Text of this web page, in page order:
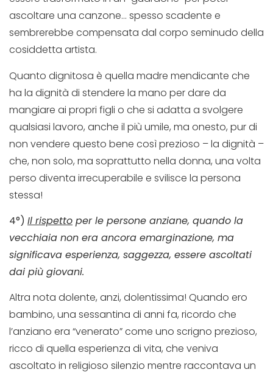
ascoltare una canzone… spesso scadente e
sembrerebbe compensata dal corpo seminudo della
cosiddetta artista.
Quanto dignitosa è quella madre mendicante che
ha la dignità di stendere la mano per dare da
mangiare ai propri figli o che si adatta a svolgere
qualsiasi lavoro, anche il più umile, ma onesto, pur di
non vendere questo bene così prezioso – la dignità –
che, non solo, ma soprattutto nella donna, una volta
perso diventa irrecuperabile e svilisce la persona
stessa!
4°) Il rispetto per le persone anziane, quando la
vecchiaia non era ancora emarginazione, ma
significava esperienza, saggezza, essere ascoltati
dai più giovani.
Altra nota dolente, anzi, dolentissima! Quando ero
bambino, una sessantina di anni fa, ricordo che
l’anziano era “venerato” come uno scrigno prezioso,
ricco di quella esperienza di vita, che veniva
ascoltato in religioso silenzio mentre raccontava un